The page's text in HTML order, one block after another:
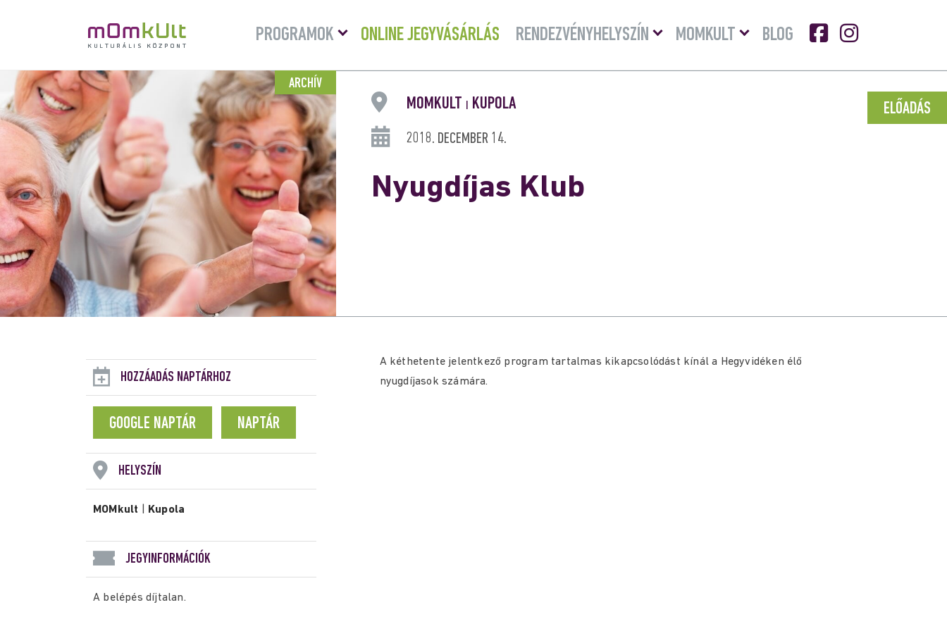
PROGRAMOK
Menü
lenyitása
ONLINE JEGYVÁSÁRLÁS RENDEZVÉNYHELYSZÍN
Menü
lenyitásaMOMKULT
Menü
lenyitása
BLOG
ARCHÍV
ELŐADÁS
MOMKULT KUPOLA
2018. DECEMBER 14.
Nyugdíjas Klub
HOZZÁADÁS NAPTÁRHOZ
GOOGLE NAPTÁR NAPTÁR
HELYSZÍN
MOMkult Kupola
JEGYINFORMÁCIÓK
A belépés díjtalan.
A kéthetente jelentkező program tartalmas kikapcsolódást kínál a Hegyvidéken élő
nyugdíjasok számára.